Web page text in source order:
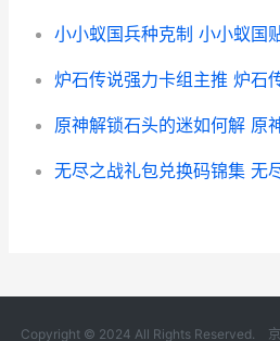
小小蚁国兵种克制 小小蚁国
炉石传说强力卡组主推 炉石
原神解锁石头的迷如何解 原
无尽之战礼包兑换码锦集 无
Copyright © 2024 All Rights Reserved.